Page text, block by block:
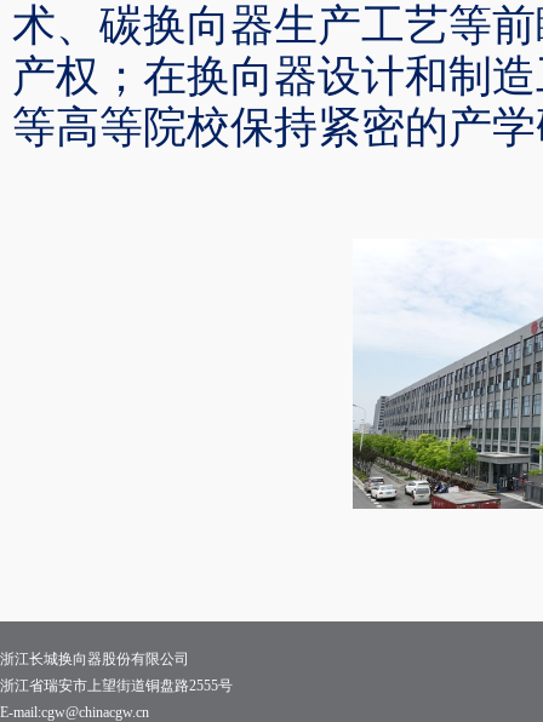
术、碳换向器生产工艺等
产权；在换向器设计和制
等高等院校保持紧密的产
浙江长城换向器股份有限公司
浙江省瑞安市上望街道铜盘路2555号
E-mail:cgw@chinacgw.cn